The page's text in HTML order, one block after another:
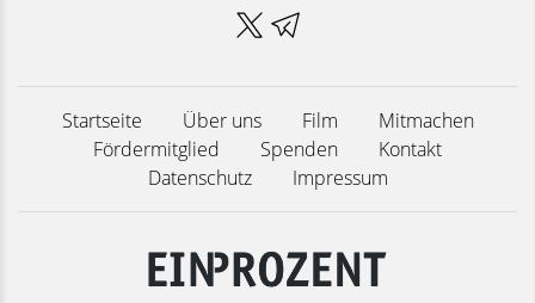
Startseite Über uns Film
Mitmachen
Fördermitglied
Spenden
Kontakt
Datenschutz
Impressum